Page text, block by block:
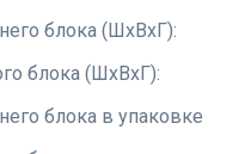
блока (ШxВxГ):
блока (ШxВxГ):
блока в упаковке